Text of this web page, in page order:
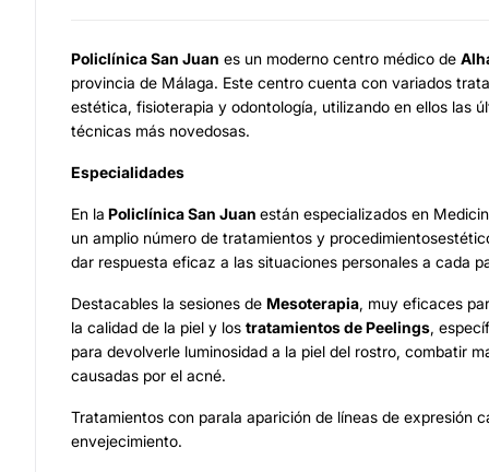
Policlínica San Juan es un moderno centro médico de
provincia de Málaga. Este centro cuenta con variados
estética, fisioterapia y odontología, utilizando en ellos las
técnicas más novedosas.
Especialidades
En la Policlínica San Juan están especializados en
un amplio número de tratamientos y
dar respuesta eficaz a las situaciones personales a cada
Destacables la sesiones de Mesoterapia, muy eficaces
la calidad de la piel y los tratamientos de Peelings,
para devolverle luminosidad a la piel del rostro, combatir
causadas por el acné.
Tratamientos con parala aparición de líneas de expresión
envejecimiento.